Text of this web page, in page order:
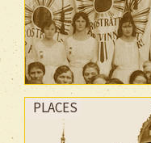
PLACES